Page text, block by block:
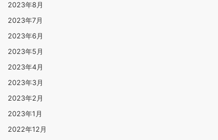
2023年8月
2023年7月
2023年6月
2023年5月
2023年4月
2023年3月
2023年2月
2023年1月
2022年12月